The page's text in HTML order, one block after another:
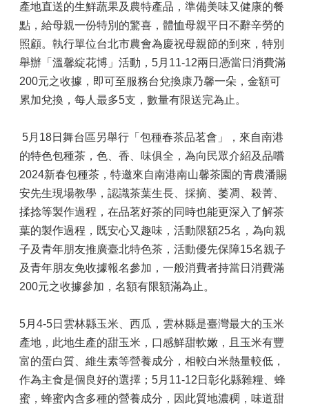
產地直送的生鮮蔬果及農特產品，準備美味又健康的餐
點，給母親一份特別的驚喜，體恤母親平日不辭辛勞的
照顧。執行單位台北市農會為慶祝母親節的到來，特別
舉辦「溫馨綻花博」活動，5月11-12兩日憑當日消費滿
200元之收據，即可至服務台兌換康乃馨一朵，金額可
累加兌換，每人最多5支，數量有限送完為止。
5月18日舞台區另舉行「包種春茶品茗會」，來自南港
的特色包種茶，色、香、味俱全，為向民眾介紹及品嚐
2024新春包種茶，特邀來自南港南山馨茶園的青農潘賜
安先生現場教學，認識茶葉生長、採摘、萎凋、殺菁、
揉捻等製作過程，在品茗好茶的同時也能更深入了解茶
葉的製作過程，既安心又趣味，活動限額25名，為向親
子及青年朋友推廣臺北特色茶，活動優先保障15名親子
及青年朋友免收據報名參加，一般消費者持當日消費滿
200元之收據參加，名額有限額滿為止。
5月4-5日雲林縣玉米、西瓜，雲林縣是臺灣最大的玉米
產地，此地生產的甜玉米，口感鮮甜軟嫩，且玉米有豐
富的蛋白質、維生素等營養成分，相較白米熱量較低，
作為主食是個良好的選擇；5月11-12日彰化縣雜糧、蜂
蜜，蜂蜜內含多種的營養成分，因此質地濃稠，味道甜